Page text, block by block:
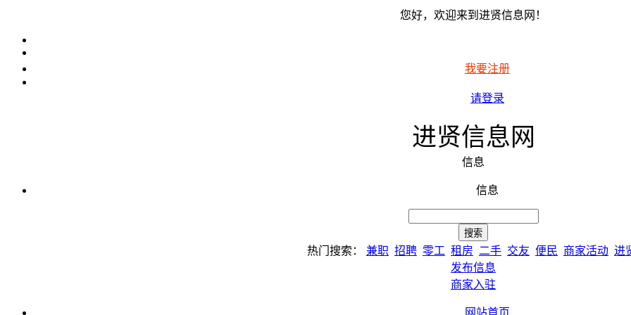
您好，欢迎来到进贤信息网！
我要注册
请登录
进贤信息网
信息
信息
热门搜索： 兼职 招聘 零工 租房 二手 交友 便民 商家活动 进
发布信息
商家入驻
网站首页